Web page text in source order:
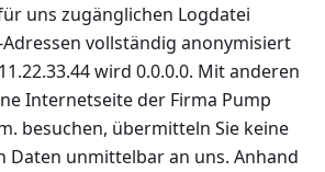
uns zugänglichen Logdatei
vollständig anonymisiert
wird 0.0.0.0. Mit anderen
Internetseite der Firma Pump
besuchen, übermitteln Sie keine
Daten unmittelbar an uns. Anhand